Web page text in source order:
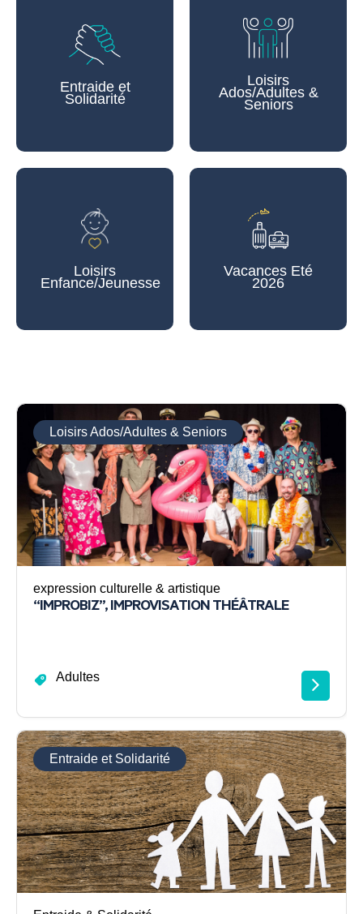
Entraide et
Solidarité
Loisirs
Ados/Adultes &
Seniors
Loisirs
Enfance/Jeunesse
Vacances Eté
2026
Loisirs Ados/Adultes & Seniors
expression culturelle & artistique
“IMPROBIZ”, IMPROVISATION THÉÂTRALE
Adultes
Entraide et Solidarité